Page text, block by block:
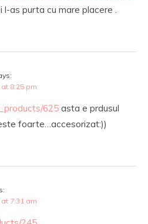
as purta cu mare placere .
8:25 pm
625 asta e prdusul
foarte…accesorizat:))
7:31 am